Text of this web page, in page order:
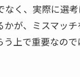
なく、実際に選
かが、ミスマッ
う上で重要なの